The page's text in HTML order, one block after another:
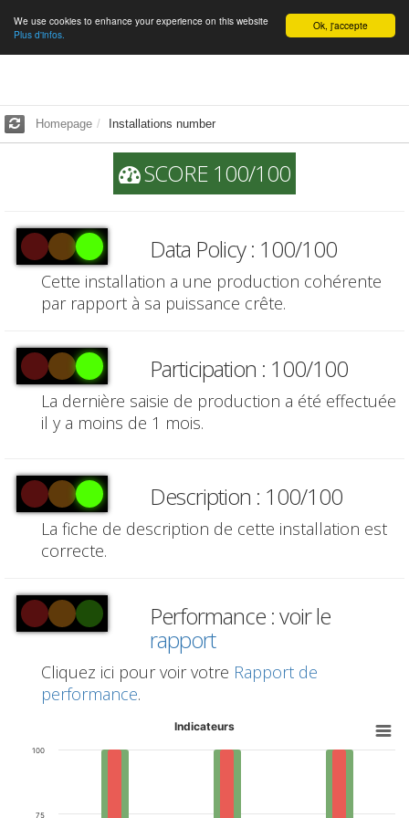
English Ok, j'accepte
We use cookies to enhance your experience on this website
Plus d'infos.
Homepage Installations number
SCORE 100/100
Data Policy : 100/100
Cette installation a une production cohérente
par rapport à sa puissance crête.
Participation : 100/100
La dernière saisie de production a été effectuée
il y a moins de 1 mois.
Description : 100/100
La fiche de description de cette installation est
correcte.
Performance : voir le
rapport
Cliquez ici pour voir votre Rapport de
performance.
Indicateurs
75
100